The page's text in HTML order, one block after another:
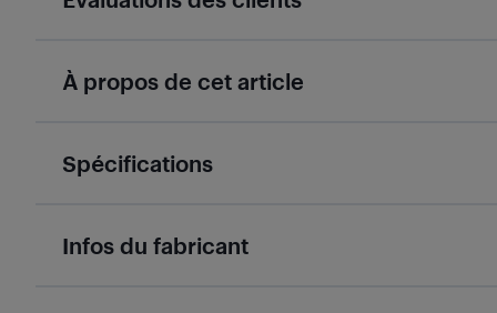
À propos de cet article
Spécifications
Infos du fabricant